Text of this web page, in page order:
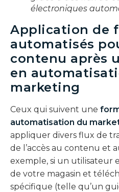
électroniques
Application de
automatisés
contenu après
en
marketing
Ceux qui suivent une
automatisation du
appliquer divers flux de
de l’accès au contenu et
exemple, si un utilisateur
de votre magasin et
spécifique (telle qu’un